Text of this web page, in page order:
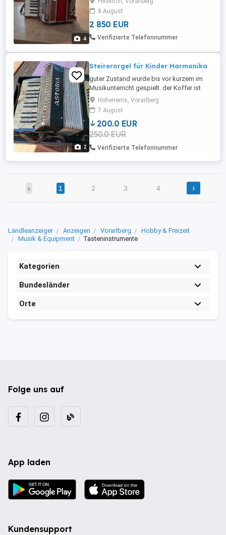
4
gestimmt und ist in einem sehr guten
zustand. Das Instrument wurde sehr
wenig gespielt und wird Umstände halber
Verkauft.
8 August
2 850 EUR
Verifizierte Telefonnummer
2
Steirerorgel für Kinder Harmonika
guter Zustand wurde bis vor kurzem im
Musikunterricht gespielt. der Koffer ist
aus altersgründen etwas ramponiert
funktioniert aber . Tolle alte Handorgel
Hohenems, Vorarlberg
7 August
200.0 EUR
250.0 EUR
Verifizierte Telefonnummer
‹ 1 2 3 4 ›
Ländleanzeiger Anzeigen Vorarlberg
Hobby & Freizeit
Musik & Equipment
Tasteninstrumente
Kategorien
Bundesländer
Orte
Folge uns auf
App laden
Kundensupport